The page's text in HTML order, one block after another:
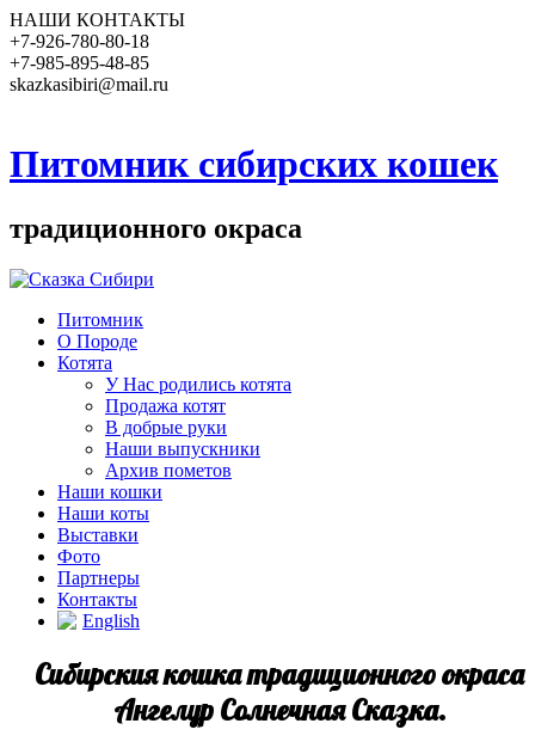
НАШИ КОНТАКТЫ
+7-926-780-80-18
+7-985-895-48-85
skazkasibiri@mail.ru
Питомник сибирских кошек
традиционного окраса
Питомник
О Породе
Котята
У Нас родились котята
Продажа котят
В добрые руки
Наши выпускники
Архив пометов
Наши кошки
Наши коты
Выставки
Фото
Партнеры
Контакты
English
Сибирския кошка традиционного окраса
Ангелур Солнечная Сказка.